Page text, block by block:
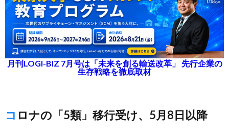
月刊LOGI-BIZ 7月号は「未来を創る輸送改革」 先行企業の
生存戦略を徹底取材
コロナの「5類」移行受け、5月8日以降